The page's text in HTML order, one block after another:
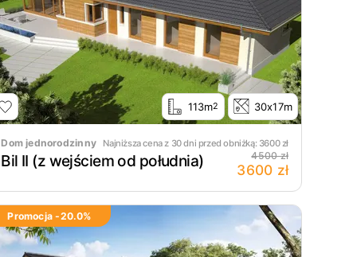
113m2 30x17m
Dom jednorodzinny Najniższa cena z 30 dni przed obniżką: 3600zł
Bil II (z wejściem od południa) 4500 zł
3600 zł
Promocja -20.0%